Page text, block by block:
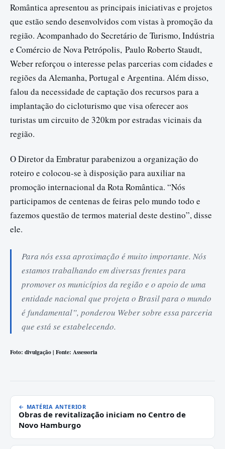
Romântica apresentou as principais iniciativas e projetos
que estão sendo desenvolvidos com vistas à promoção da
região. Acompanhado do Secretário de Turismo, Indústria
e Comércio de Nova Petrópolis, Paulo Roberto Staudt,
Weber reforçou o interesse pelas parcerias com cidades e
regiões da Alemanha, Portugal e Argentina. Além disso,
falou da necessidade de captação dos recursos para a
implantação do cicloturismo que visa oferecer aos
turistas um circuito de 320km por estradas vicinais da
região.
O Diretor da Embratur parabenizou a organização do
roteiro e colocou-se à disposição para auxiliar na
promoção internacional da Rota Romântica. “Nós
participamos de centenas de feiras pelo mundo todo e
fazemos questão de termos material deste destino”, disse
ele.
Para nós essa aproximação é muito importante. Nós
estamos trabalhando em diversas frentes para
promover os municípios da região e o apoio de uma
entidade nacional que projeta o Brasil para o mundo
é fundamental”, ponderou Weber sobre essa parceria
que está se estabelecendo.
Foto: divulgação | Fonte: Assessoria
← MATÉRIA ANTERIOR
Obras de revitalização iniciam no Centro de
Novo Hamburgo